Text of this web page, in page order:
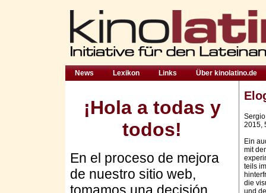
News Lexikon Links Über kinolatino.de
¡Hola a todas y
todos!
En el proceso de mejora
de nuestro sitio web,
2015,
Ein
mit
teils
die
und